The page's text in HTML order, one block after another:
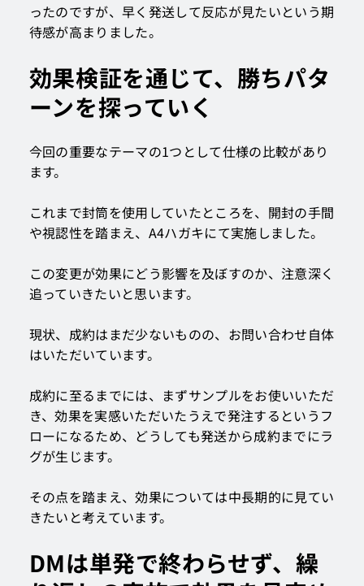
ったのですが、早く発送して反応が見たいという期
待感が高まりました。
効果検証を通じて、勝ちパタ
ーンを探っていく
今回の重要なテーマの1つとして仕様の比較があり
ます。
これまで封筒を使用していたところを、開封の手間
や視認性を踏まえ、A4ハガキにて実施しました。
この変更が効果にどう影響を及ぼすのか、注意深く
追っていきたいと思います。
現状、成約はまだ少ないものの、お問い合わせ自体
はいただいています。
成約に至るまでには、まずサンプルをお使いいただ
き、効果を実感いただいたうえで発注するというフ
ローになるため、どうしても発送から成約までにラ
グが生じます。
その点を踏まえ、効果については中長期的に見てい
きたいと考えています。
DMは単発で終わらせず、繰